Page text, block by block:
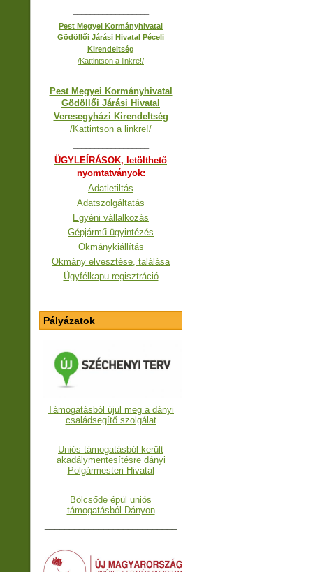
Pest Megyei Kormányhivatal
Gödöllői Járási Hivatal Péceli
Kirendeltség
/Kattintson a linkre!/
Pest Megyei Kormányhivatal
Gödöllői Járási Hivatal
Veresegyházi Kirendeltség
/Kattintson a linkre!/
ÜGYLEÍRÁSOK, letölthető
nyomtatványok:
Adatletiltás
Adatszolgáltatás
Egyéni vállalkozás
Gépjármű ügyintézés
Okmánykiállítás
Okmány elvesztése, találása
Ügyfélkapu regisztráció
Pályázatok
Támogatásból újul meg a dányi
családsegítő szolgálat
Uniós támogatásból került
akadálymentesítésre dányi
Polgármesteri Hivatal
Bölcsőde épül uniós
támogatásból Dányon